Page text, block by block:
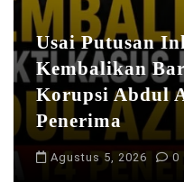
Usai Putusan
Kembalikan
Korupsi Abdul
Penerima
Agustus 5, 2026 0